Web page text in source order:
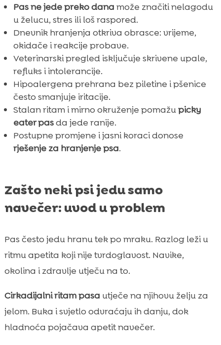
Pas ne jede preko dana može značiti nelagodu
u želucu, stres ili loš raspored.
Dnevnik hranjenja otkriva obrasce: vrijeme,
okidače i reakcije probave.
Veterinarski pregled isključuje skrivene upale,
refluks i intolerancije.
Hipoalergena prehrana bez piletine i pšenice
često smanjuje iritacije.
Stalan ritam i mirno okruženje pomažupicky
eater pasda jede ranije.
Postupne promjene i jasni koraci donose
rješenje za hranjenje psa.
Zašto neki psi jedu samo
navečer: uvod u problem
Pas često jedu hranu tek po mraku. Razlog leži u
ritmu apetita koji nije tvrdoglavost. Navike,
okolina i zdravlje utječu na to.
Cirkadijalni ritam pasa utječe na njihovu želju za
jelom. Buka i svjetlo odvraćaju ih danju, dok
hladnoća pojačava apetit navečer.